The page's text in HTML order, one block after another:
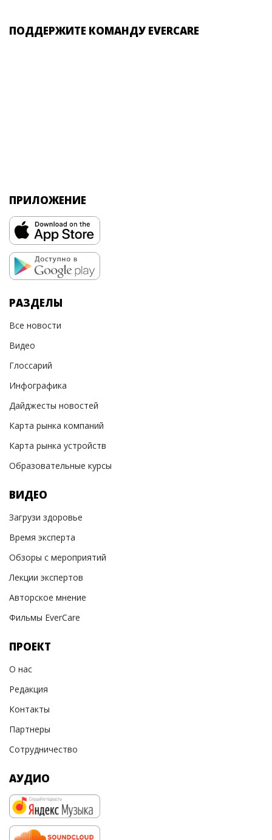
ПОДДЕРЖИТЕ КОМАНДУ EVERCARE
ПРИЛОЖЕНИЕ
РАЗДЕЛЫ
Все новости
Видео
Глоссарий
Инфографика
Дайджесты новостей
Карта рынка компаний
Карта рынка устройств
Образовательные курсы
ВИДЕО
Загрузи здоровье
Время эксперта
Обзоры с мероприятий
Лекции экспертов
Авторское мнение
Фильмы EverCare
ПРОЕКТ
О нас
Редакция
Контакты
Партнеры
Сотрудничество
АУДИО